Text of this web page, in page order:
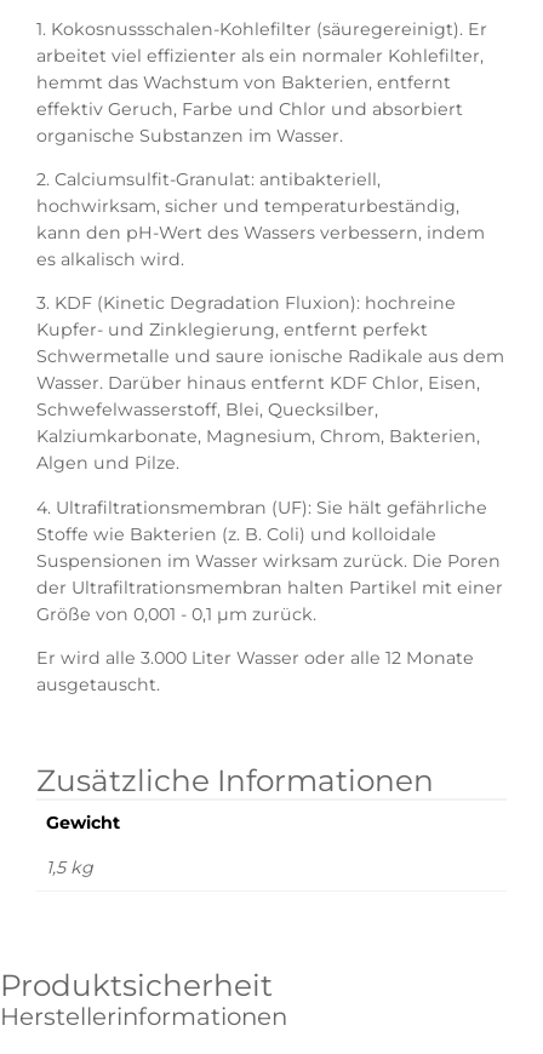
1. Kokosnussschalen-Kohlefilter (säuregereinigt). Er
arbeitet viel effizienter als ein normaler Kohlefilter,
hemmt das Wachstum von Bakterien, entfernt
effektiv Geruch, Farbe und Chlor und absorbiert
organische Substanzen im Wasser.
2. Calciumsulfit-Granulat: antibakteriell,
hochwirksam, sicher und temperaturbeständig,
kann den pH-Wert des Wassers verbessern, indem
es alkalisch wird.
3. KDF (Kinetic Degradation Fluxion): hochreine
Kupfer- und Zinklegierung, entfernt perfekt
Schwermetalle und saure ionische Radikale aus dem
Wasser. Darüber hinaus entfernt KDF Chlor, Eisen,
Schwefelwasserstoff, Blei, Quecksilber,
Kalziumkarbonate, Magnesium, Chrom, Bakterien,
Algen und Pilze.
4. Ultrafiltrationsmembran (UF): Sie hält gefährliche
Stoffe wie Bakterien (z. B. Coli) und kolloidale
Suspensionen im Wasser wirksam zurück. Die Poren
der Ultrafiltrationsmembran halten Partikel mit einer
Größe von 0,001 - 0,1 µm zurück.
Er wird alle 3.000 Liter Wasser oder alle 12 Monate
ausgetauscht.
Zusätzliche Informationen
Gewicht
1,5 kg
Produktsicherheit
Herstellerinformationen